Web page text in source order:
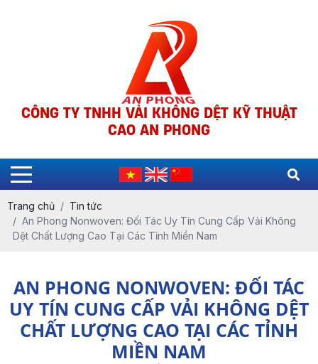
CÔNG TY TNHH VẢI KHÔNG DỆT KỸ THUẬT
CAO AN PHONG
Trang chủ
Tin tức
An Phong Nonwoven: Đối Tác Uy Tín Cung Cấp Vải Không
Dệt Chất Lượng Cao Tại Các Tỉnh Miền Nam
AN PHONG NONWOVEN: ĐỐI TÁC
UY TÍN CUNG CẤP VẢI KHÔNG DỆT
CHẤT LƯỢNG CAO TẠI CÁC TỈNH
MIỀN NAM